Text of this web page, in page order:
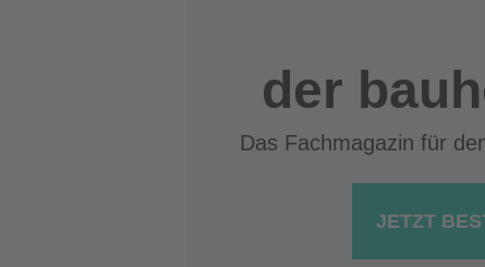
der
Das Fachmagazin für
JETZT